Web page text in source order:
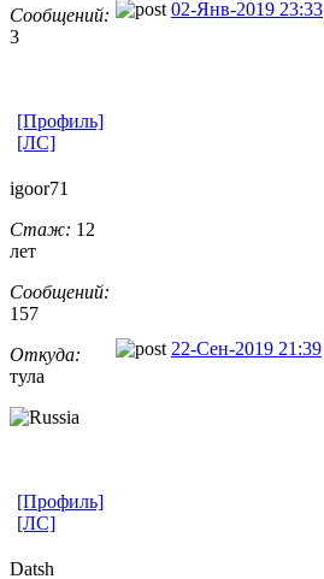
Сообщений:
3
02-Янв-2019 23:33
[Профиль]
[ЛС]
igoor71
Стаж: 12
лет
Сообщений:
157
Откуда:
тула
22-Сен-2019 21:39
[Профиль]
[ЛС]
Datsh